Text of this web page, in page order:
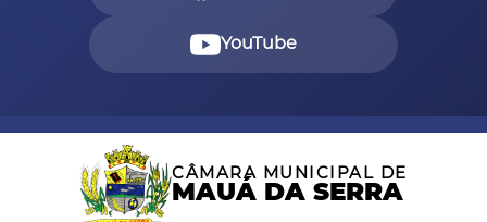
YouTube
CÂMARA MUNICIPAL DE
MAUÁ DA SERRA